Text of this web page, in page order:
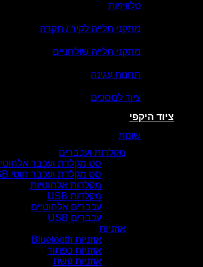
טלוויזיות
מתקני תלייה לקיר / תקרה
מתקני תלייה שולחניים
תחנות עגינה
ציוד למסכים
ציוד היקפי
שונות
מקלדות ועכברים
סט מקלדת ועכבר אלחוטי
סט מקלדת ועכבר חוטי USB
מקלדות אלחוטיות
מקלדות USB
עכברים אלחוטיים
עכברים USB
אוזניות
אוזניות Bluetooth
אוזניות כפתור
אוזניות קשת